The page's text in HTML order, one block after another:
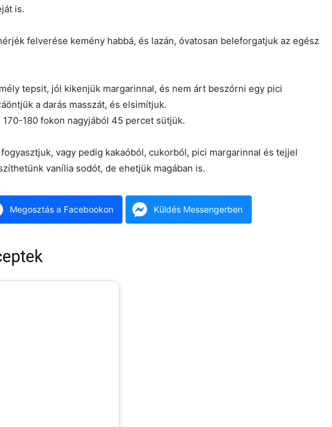
is.
felverése kemény habbá, és lazán, óvatosan beleforgatjuk az egész
tepsit, jól kikenjük margarinnal, és nem árt beszórni egy pici
a darás masszát, és elsimítjuk.
180 fokon nagyjából 45 percet sütjük.
vagy pedig kakaóból, cukorból, pici margarinnal és tejjel
vanília sodót, de ehetjük magában is.
Megosztás a Facebookon Küldés Messengerben